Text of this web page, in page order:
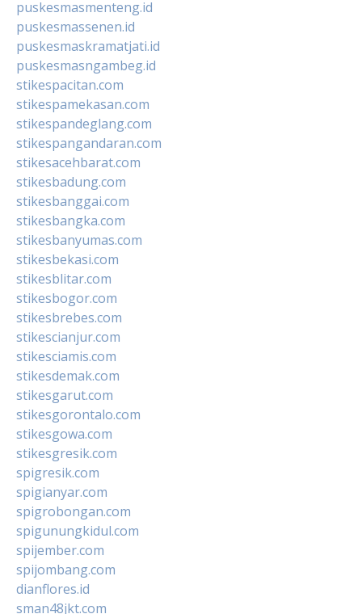
puskesmasmenteng.id
puskesmassenen.id
puskesmaskramatjati.id
puskesmasngambeg.id
stikespacitan.com
stikespamekasan.com
stikespandeglang.com
stikespangandaran.com
stikesacehbarat.com
stikesbadung.com
stikesbanggai.com
stikesbangka.com
stikesbanyumas.com
stikesbekasi.com
stikesblitar.com
stikesbogor.com
stikesbrebes.com
stikescianjur.com
stikesciamis.com
stikesdemak.com
stikesgarut.com
stikesgorontalo.com
stikesgowa.com
stikesgresik.com
spigresik.com
spigianyar.com
spigrobongan.com
spigunungkidul.com
spijember.com
spijombang.com
dianflores.id
sman48jkt.com